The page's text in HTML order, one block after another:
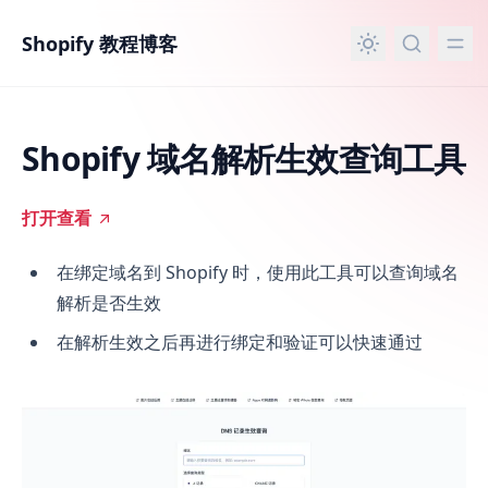
Shopify 教程博客
Shopify 域名解析生效查询工具
打开查看
Shopify 域名解析生效查询工具
在绑定域名到 Shopify 时，使用此工具可以查询域名
解析是否生效
在解析生效之后再进行绑定和验证可以快速通过